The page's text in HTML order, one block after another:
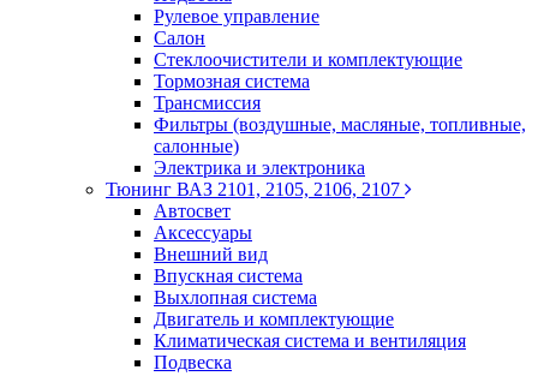
Рулевое управление
Салон
Стеклоочистители и комплектующие
Тормозная система
Трансмиссия
Фильтры (воздушные, масляные, топливные,
салонные)
Электрика и электроника
Тюнинг ВАЗ 2101, 2105, 2106, 2107
Автосвет
Аксессуары
Внешний вид
Впускная система
Выхлопная система
Двигатель и комплектующие
Климатическая система и вентиляция
Подвеска